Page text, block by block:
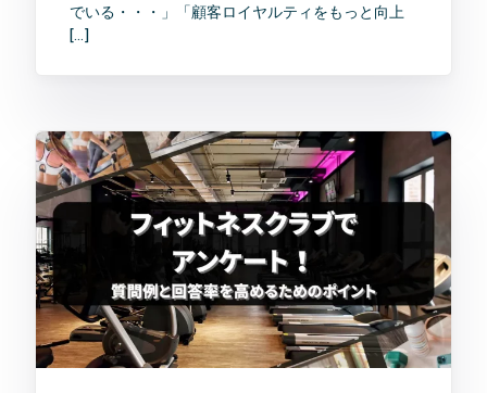
でいる・・・」「顧客ロイヤルティをもっと向上
[…]